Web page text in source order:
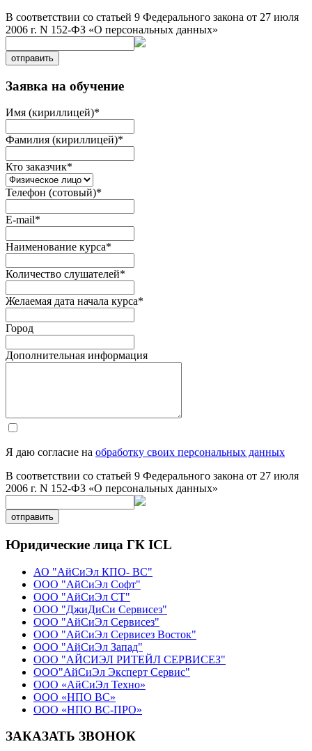
В соответствии со статьей 9 Федерального закона от 27 июля
2006 г. N 152-ФЗ «О персональных данных»
отправить
Заявка на обучение
Имя (кириллицей)*
Фамилия (кириллицей)*
Кто заказчик*
Телефон (сотовый)*
E-mail*
Наименование курса*
Количество слушателей*
Желаемая дата начала курса*
Город
Дополнительная информация
Я даю согласие на обработку своих персональных данных
В соответствии со статьей 9 Федерального закона от 27 июля
2006 г. N 152-ФЗ «О персональных данных»
отправить
Юридические лица ГК ICL
АО "АйСиЭл КПО- ВС"
ООО "АйСиЭл Софт"
ООО "АйСиЭл СТ"
ООО "ДжиДиСи Сервисез"
ООО "АйСиЭл Сервисез"
ООО "АйСиЭл Сервисез Восток"
ООО "АйСиЭл Запад"
ООО "АЙСИЭЛ РИТЕЙЛ СЕРВИСЕЗ"
ООО"АйСиЭл Эксперт Сервис"
ООО «АйСиЭл Техно»
ООО «НПО ВС»
ООО «НПО ВС-ПРО»
ЗАКАЗАТЬ ЗВОНОК